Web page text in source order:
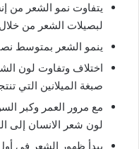
يتفاوت نمو الشعر من
لبصيلات الشعر من خلال
ينمو الشعر بمتوسط
اختلاف وتفاوت لون
صبغة الميلانين التي
مع مرور العمر وكبر
لون شعر الانسان إلى
يبدأ ظهور الشعر في